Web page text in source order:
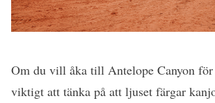
Om du vill åka till Antelope Canyon
viktigt att tänka på att ljuset färgar